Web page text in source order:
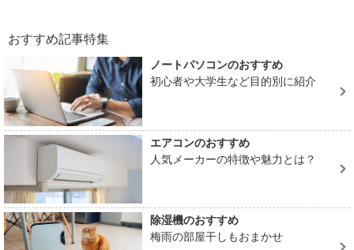
おすすめ記事特集
ノートパソコンのおすすめ
初心者や大学生など目的別に紹介
エアコンのおすすめ
人気メーカーの特徴や魅力とは？
除湿機のおすすめ
梅雨の部屋干しもおまかせ